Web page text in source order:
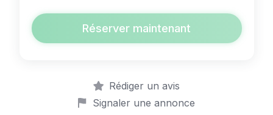
Réserver maintenant
Rédiger un avis
Signaler une annonce